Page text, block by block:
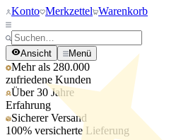
Konto Merkzettel Warenkorb
Ansicht Menü
Mehr als 280.000
zufriedene Kunden
Über 30 Jahre
Erfahrung
Sicherer Versand
100% versicherte Lieferung